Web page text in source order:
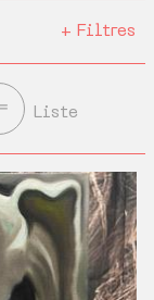
Liste
+ Filtres